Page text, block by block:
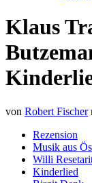
Klaus
von Robert Fischer
Rezension
Musik aus
Willi
Kinderlied